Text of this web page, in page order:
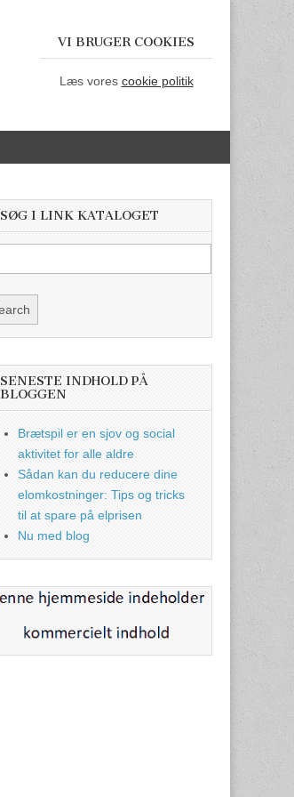
VI BRUGER COOKIES
Læs vores cookie politik
SØG I LINK KATALOGET
SENESTE INDHOLD PÅ
BLOGGEN
Brætspil er en sjov og social
aktivitet for alle aldre
Sådan kan du reducere dine
elomkostninger: Tips og tricks
til at spare på elprisen
Nu med blog